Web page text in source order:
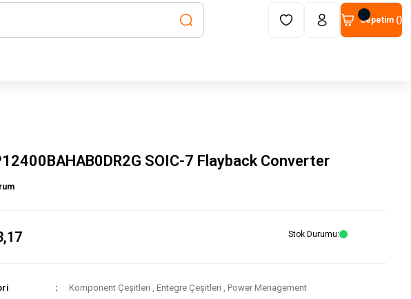
Sepetim ()
SOIC-7 Flayback Converter
Stok Durumu
Komponent Çeşitleri , Entegre Çeşitleri , Power Menagement